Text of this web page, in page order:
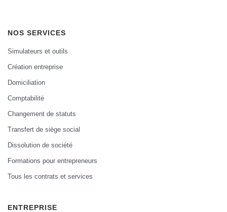
NOS SERVICES
Simulateurs et outils
Création entreprise
Domiciliation
Comptabilité
Changement de statuts
Transfert de siège social
Dissolution de société
Formations pour entrepreneurs
Tous les contrats et services
ENTREPRISE